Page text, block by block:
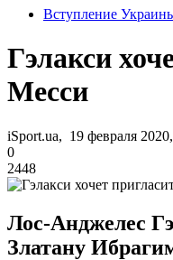
Вступление
Гэлакси
Месси
iSport.ua, 19 февраля
0
2448
Лос-Анджелес
Златану